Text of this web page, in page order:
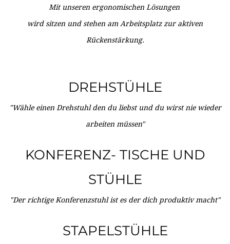
Mit unseren ergonomischen Lösungen
wird sitzen und stehen am Arbeitsplatz zur aktiven
Rückenstärkung.
DREHSTÜHLE
"Wähle einen Drehstuhl den du liebst und du wirst nie wieder
arbeiten müssen"
KONFERENZ- TISCHE UND
STÜHLE
"Der richtige Konferenzstuhl ist es der dich produktiv macht"
STAPELSTÜHLE